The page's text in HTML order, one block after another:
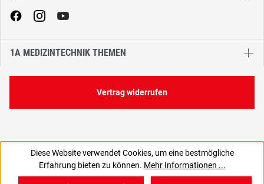
1A MEDIZINTECHNIK THEMEN
Vertrag widerrufen
Diese Website verwendet Cookies, um eine bestmögliche
Erfahrung bieten zu können. Mehr Informationen ...